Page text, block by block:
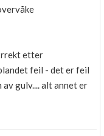
etter
feil - det er feil
gulv.... alt annet er